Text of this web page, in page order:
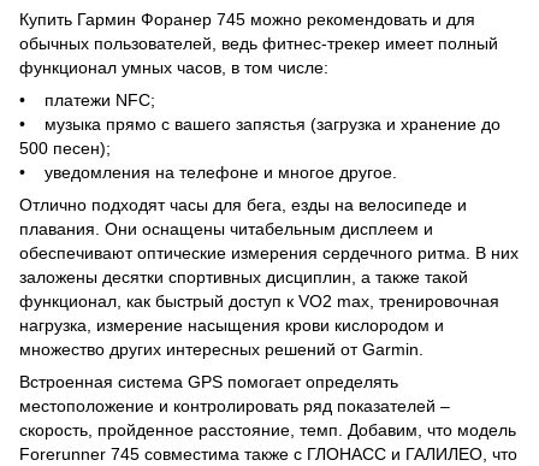
Купить Гармин Форанер 745 можно рекомендовать и для
обычных пользователей, ведь фитнес-трекер имеет полный
функционал умных часов, в том числе:
• платежи NFC;
• музыка прямо с вашего запястья (загрузка и хранение до
500 песен);
• уведомления на телефоне и многое другое.
Отлично подходят часы для бега, езды на велосипеде и
плавания. Они оснащены читабельным дисплеем и
обеспечивают оптические измерения сердечного ритма. В них
заложены десятки спортивных дисциплин, а также такой
функционал, как быстрый доступ к VO2 max, тренировочная
нагрузка, измерение насыщения крови кислородом и
множество других интересных решений от Garmin.
Встроенная система GPS помогает определять
местоположение и контролировать ряд показателей –
скорость, пройденное расстояние, темп. Добавим, что модель
Forerunner 745 совместима также с ГЛОНАСС и ГАЛИЛЕО, что